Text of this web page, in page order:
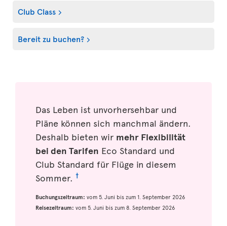
Club Class
Bereit zu buchen?
Das Leben ist unvorhersehbar und
Pläne können sich manchmal ändern.
Deshalb bieten wir mehr Flexibilität
bei den Tarifen Eco Standard und
Club Standard für Flüge in diesem
Sommer. †
Buchungszeitraum: vom 5. Juni bis zum 1. September 2026
Reisezeitraum: vom 5. Juni bis zum 8. September 2026